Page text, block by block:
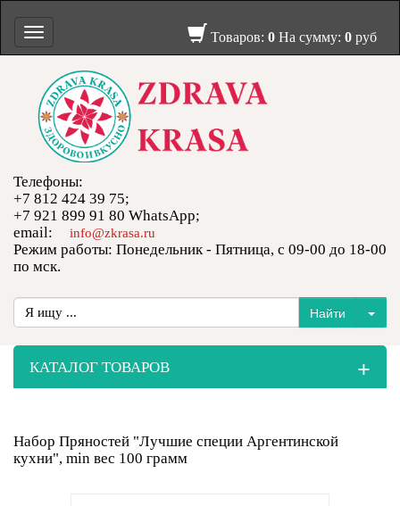
Товаров: 0 На сумму: 0 руб
Toggle
navigation
Телефоны:
+7 812 424 39 75;
+7 921 899 91 80 WhatsApp;
email:
info@zkrasa.ru
Режим работы: Понедельник - Пятница, с 09-00 до 18-00
по мск.
КАТАЛОГ ТОВАРОВ +
Набор Пряностей "Лучшие специи Аргентинской
кухни", min вес 100 грамм